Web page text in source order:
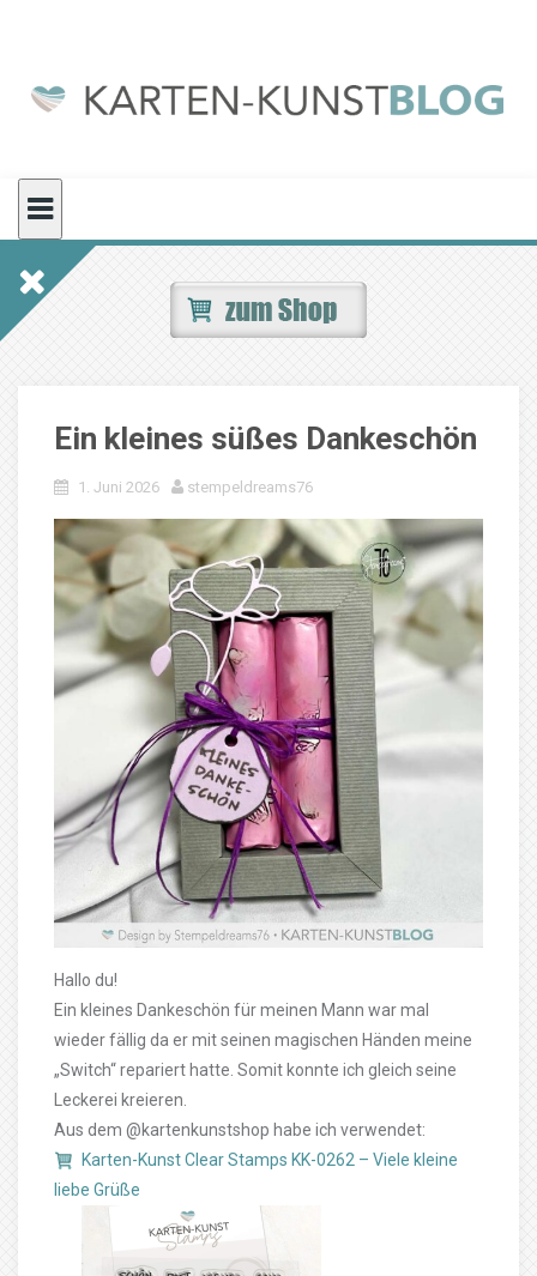
Ein kleines süßes Dankeschön
1. Juni 2026 stempeldreams76
Hallo du!
Ein kleines Dankeschön für meinen Mann war mal
wieder fällig da er mit seinen magischen Händen meine
„Switch“ repariert hatte. Somit konnte ich gleich seine
Leckerei kreieren.
Aus dem @kartenkunstshop habe ich verwendet:
Karten-Kunst Clear Stamps KK-0262 – Viele kleine
liebe Grüße